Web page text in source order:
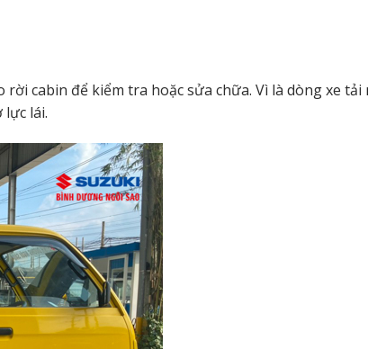
cabin để kiểm tra hoặc sửa chữa. Vì là dòng xe
lái.